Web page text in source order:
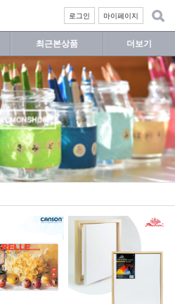
마이페이지
로그인
최근본상품 더보기